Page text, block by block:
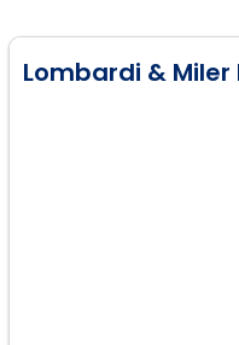
Lombardi & Miler